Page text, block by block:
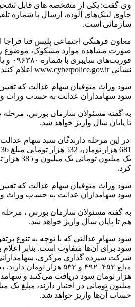
­وی گفت: یکی از مشخصه های­ قابل
حاوی لینک‌های آلوده، ارسال با شماره
سازمانی است.
­معاون فرهنگی اجتماعی پلیس فتا فراجا
صورت مشاهده موارد مشکوک، موضوع
نشانی www.cyberpolice.gov.ir اعلام کنند.
سود وراث متوفیان سهام عدالت که
سود سهامداران عدالت به حساب وراث
به گفته مسئولان سازمان بورس،
تا پایان سال واریز خواهد شد.
یک میلیون
کرد.
سود وراث متوفیان سهام عدالت که
سود سهامداران عدالت به حساب وراث
به گفته مسئولان سازمان بورس ،
هم تا پایان سال واریز خواهد شد.
سود سهام عدالتی که با توجه به تنوع
سود برای آن‌ها متفاوت است. بنابر اعلام
شرکت سپرده گذاری مرکزی،
هزار تومان سود دریافت می‌کنند و
حساب آن‌ها واریز خواهد شد.